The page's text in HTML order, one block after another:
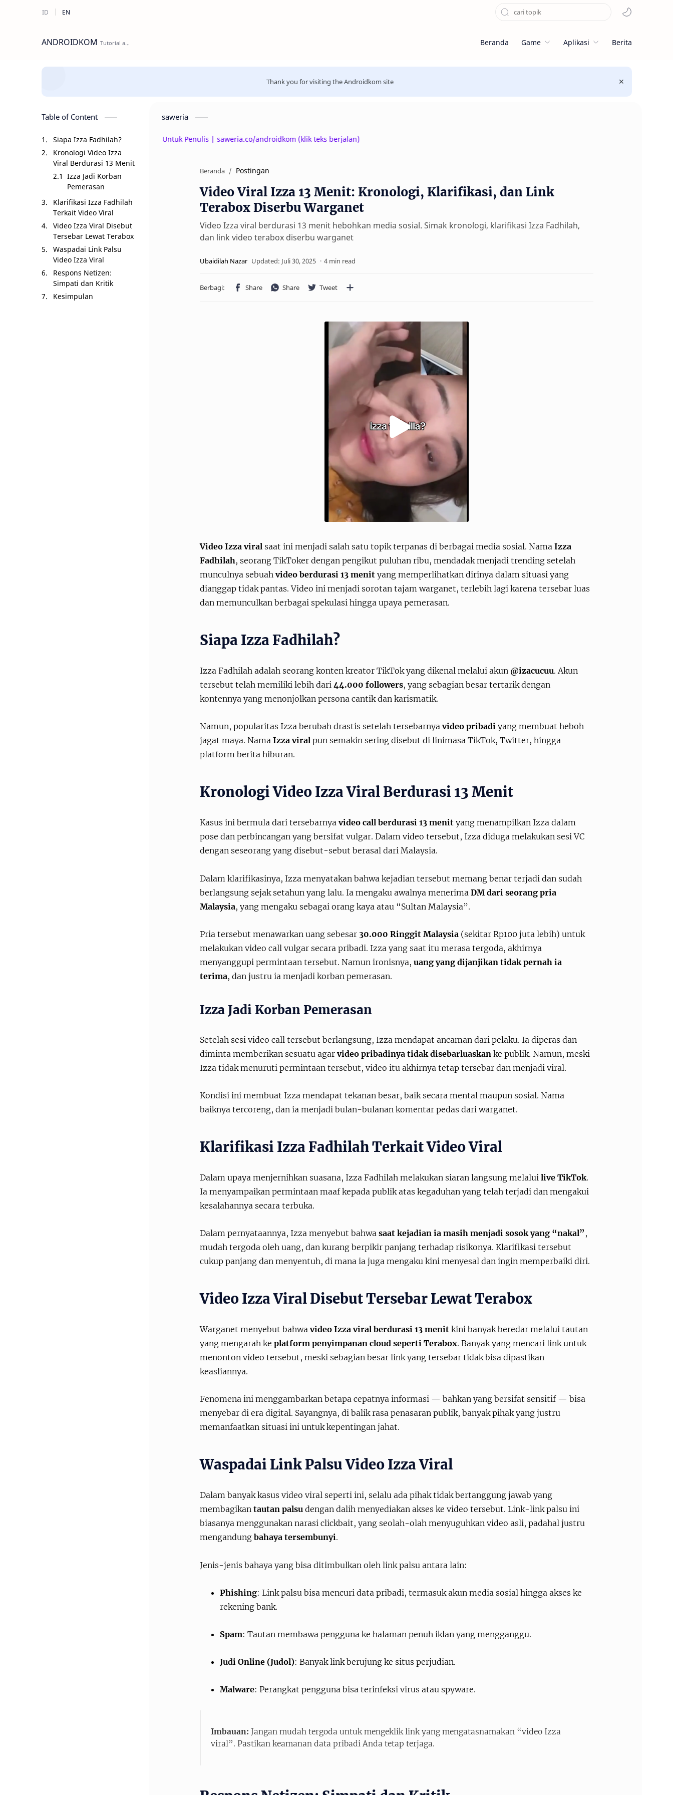
ANDROIDKOM Beranda Game Aplikasi Berita
Thank you for visiting the Androidkom site
Table of Content
Siapa Izza Fadhilah?
Kronologi Video Izza
Viral Berdurasi 13 Menit
Izza Jadi Korban
Pemerasan
Klarifikasi Izza Fadhilah
Terkait Video Viral
Video Izza Viral Disebut
Tersebar Lewat Terabox
Waspadai Link Palsu
Video Izza Viral
Respons Netizen:
Simpati dan Kritik
Kesimpulan
saweria
Beri Donasi Untuk Penulis | saweria.co/androidkom (klik teks berjalan)
Beranda Postingan
Video Viral Izza 13 Menit: Kronologi, Klarifikasi, dan Link
Terabox Diserbu Warganet
Video Izza viral berdurasi 13 menit hebohkan media sosial. Simak kronologi, klarifikasi Izza Fadhilah,
dan link video terabox diserbu warganet
4 min read
Video Izza viral saat ini menjadi salah satu topik terpanas di berbagai media sosial. Nama Izza
Fadhilah, seorang TikToker dengan pengikut puluhan ribu, mendadak menjadi trending setelah
munculnya sebuahvideo berdurasi 13 menit yang memperlihatkan dirinya dalam situasi yang
dianggap tidak pantas. Video ini menjadi sorotan tajam warganet, terlebih lagi karena tersebar luas
dan memunculkan berbagai spekulasi hingga upaya pemerasan.
Siapa Izza Fadhilah?
Izza Fadhilah adalah seorang konten kreator TikTok yang dikenal melalui akun @izacucuu. Akun
tersebut telah memiliki lebih dari 44.000 followers, yang sebagian besar tertarik dengan
kontennya yang menonjolkan persona cantik dan karismatik.
Namun, popularitas Izza berubah drastis setelah tersebarnyavideo pribadi yang membuat heboh
jagat maya. Nama Izza viral pun semakin sering disebut di linimasa TikTok, Twitter, hingga
platform berita hiburan.
Kronologi Video Izza Viral Berdurasi 13 Menit
Kasus ini bermula dari tersebarnyavideo call berdurasi 13 menit yang menampilkan Izza dalam
pose dan perbincangan yang bersifat vulgar. Dalam video tersebut, Izza diduga melakukan sesi VC
dengan seseorang yang disebut-sebut berasal dari Malaysia.
Dalam klarifikasinya, Izza menyatakan bahwa kejadian tersebut memang benar terjadi dan sudah
berlangsung sejak setahun yang lalu. Ia mengaku awalnya menerima DM dari seorang pria
Malaysia, yang mengaku sebagai orang kaya atau “Sultan Malaysia”.
Pria tersebut menawarkan uang sebesar 30.000 Ringgit Malaysia (sekitar Rp100 juta lebih) untuk
melakukan video call vulgar secara pribadi. Izza yang saat itu merasa tergoda, akhirnya
menyanggupi permintaan tersebut. Namun ironisnya, uang yang dijanjikan tidak pernah ia
terima, dan justru ia menjadi korban pemerasan.
Izza Jadi Korban Pemerasan
Setelah sesi video call tersebut berlangsung, Izza mendapat ancaman dari pelaku. Ia diperas dan
diminta memberikan sesuatu agarvideo pribadinya tidak disebarluaskan ke publik. Namun, meski
Izza tidak menuruti permintaan tersebut, video itu akhirnya tetap tersebar dan menjadi viral.
Kondisi ini membuat Izza mendapat tekanan besar, baik secara mental maupun sosial. Nama
baiknya tercoreng, dan ia menjadi bulan-bulanan komentar pedas dari warganet.
Klarifikasi Izza Fadhilah Terkait Video Viral
Dalam upaya menjernihkan suasana, Izza Fadhilah melakukan siaran langsung melalui live TikTok.
Ia menyampaikan permintaan maaf kepada publik atas kegaduhan yang telah terjadi dan mengakui
kesalahannya secara terbuka.
Dalam pernyataannya, Izza menyebut bahwa saat kejadian ia masih menjadi sosok yang “nakal” ,
mudah tergoda oleh uang, dan kurang berpikir panjang terhadap risikonya. Klarifikasi tersebut
cukup panjang dan menyentuh, di mana ia juga mengaku kini menyesal dan ingin memperbaiki diri.
Video Izza Viral Disebut Tersebar Lewat Terabox
Warganet menyebut bahwavideo Izza viral berdurasi 13 menit kini banyak beredar melalui tautan
yang mengarah ke platform penyimpanan cloud seperti Terabox. Banyak yang mencari link untuk
menonton video tersebut, meski sebagian besar link yang tersebar tidak bisa dipastikan
keasliannya.
Fenomena ini menggambarkan betapa cepatnya informasi — bahkan yang bersifat sensitif — bisa
menyebar di era digital. Sayangnya, di balik rasa penasaran publik, banyak pihak yang justru
memanfaatkan situasi ini untuk kepentingan jahat.
Waspadai Link Palsu Video Izza Viral
Dalam banyak kasus video viral seperti ini, selalu ada pihak tidak bertanggung jawab yang
membagikan tautan palsu dengan dalih menyediakan akses ke video tersebut. Link-link palsu ini
biasanya menggunakan narasi clickbait, yang seolah-olah menyuguhkan video asli, padahal justru
mengandung bahaya tersembunyi.
Jenis-jenis bahaya yang bisa ditimbulkan oleh link palsu antara lain:
Phishing: Link palsu bisa mencuri data pribadi, termasuk akun media sosial hingga akses ke
rekening bank.
Spam: Tautan membawa pengguna ke halaman penuh iklan yang mengganggu.
Judi Online (Judol): Banyak link berujung ke situs perjudian.
Malware: Perangkat pengguna bisa terinfeksi virus atau spyware.
Imbauan: Jangan mudah tergoda untuk mengeklik link yang mengatasnamakan “video Izza
viral”. Pastikan keamanan data pribadi Anda tetap terjaga.